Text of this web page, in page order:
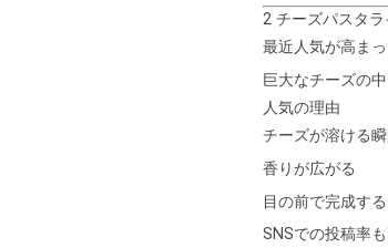
2 チーズパスタ
最近人気が高ま
巨大なチーズの
人気の理由
チーズが溶ける
香りが広がる
目の前で完成する
SNSでの投稿率